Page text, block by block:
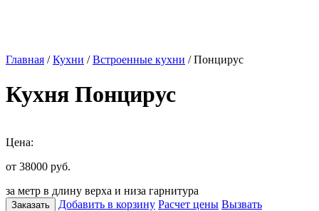
Главная /Кухни /Встроенные кухни / Понцирус
Кухня Понцирус
Цена:
от 38000 руб.
за метр в длину верха и низа гарнитура
Заказать Добавить в корзину Расчет цены Вызвать